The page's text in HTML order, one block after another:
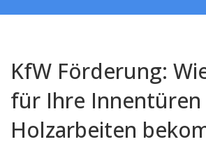
KfW Förderung:
für Ihre Innentüren
Holzarbeiten